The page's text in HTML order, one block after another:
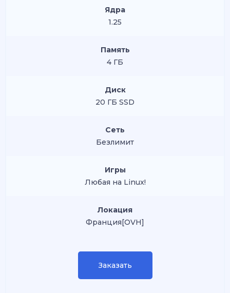
Ядра
1.25
Память
4 ГБ
Диск
20 ГБ SSD
Сеть
Безлимит
Игры
Любая на Linux!
Локация
Франция[OVH]
Заказать